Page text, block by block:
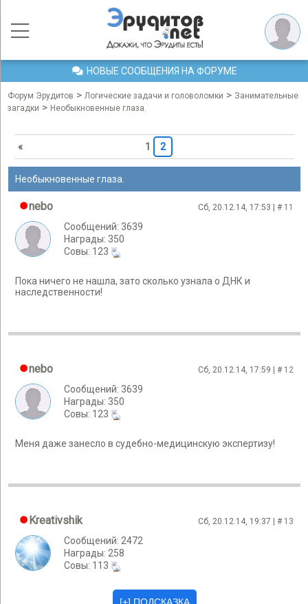
НОВЫЕ СООБЩЕНИЯ НА ФОРУМЕ
Форум Эрудитов > Логические задачи и головоломки > Занимательные
загадки > Необыкновенные глаза.
« 1 2
Необыкновенные глаза.
nebo Сб, 20.12.14, 17:53 | # 11
Сообщений: 3639
Награды: 350
Cовы: 123
Пока ничего не нашла, зато сколько узнала о ДНК и
наследственности!
nebo Сб, 20.12.14, 17:59 | # 12
Сообщений: 3639
Награды: 350
Cовы: 123
Меня даже занесло в судебно-медицинскую экспертизу!
Kreativshik Сб, 20.12.14, 19:37 | # 13
Сообщений: 2472
Награды: 258
Cовы: 113